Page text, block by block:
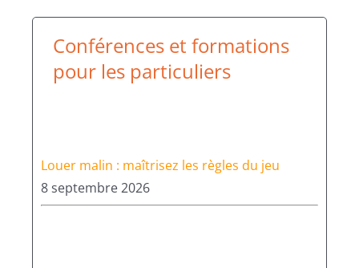
Conférences et formations
pour les particuliers
Louer malin : maîtrisez les règles du jeu
8 septembre 2026